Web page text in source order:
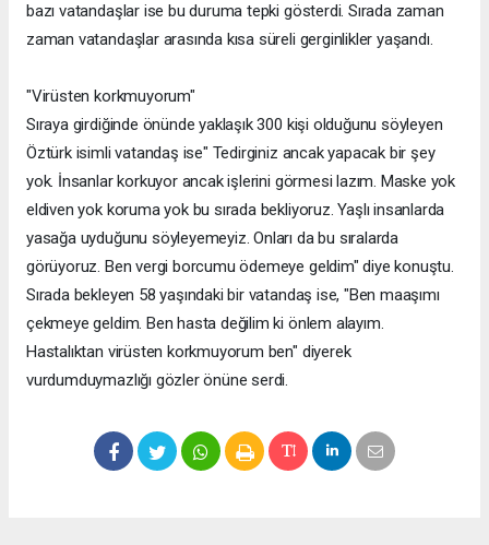
bazı vatandaşlar ise bu duruma tepki gösterdi. Sırada zaman
zaman vatandaşlar arasında kısa süreli gerginlikler yaşandı.
"Virüsten korkmuyorum"
Sıraya girdiğinde önünde yaklaşık 300 kişi olduğunu söyleyen
Öztürk isimli vatandaş ise" Tedirginiz ancak yapacak bir şey
yok. İnsanlar korkuyor ancak işlerini görmesi lazım. Maske yok
eldiven yok koruma yok bu sırada bekliyoruz. Yaşlı insanlarda
yasağa uyduğunu söyleyemeyiz. Onları da bu sıralarda
görüyoruz. Ben vergi borcumu ödemeye geldim" diye konuştu.
Sırada bekleyen 58 yaşındaki bir vatandaş ise, "Ben maaşımı
çekmeye geldim. Ben hasta değilim ki önlem alayım.
Hastalıktan virüsten korkmuyorum ben" diyerek
vurdumduymazlığı gözler önüne serdi.